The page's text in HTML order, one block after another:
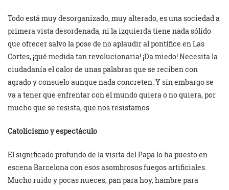
Todo está muy desorganizado, muy alterado, es una sociedad a
primera vista desordenada, ni la izquierda tiene nada sólido
que ofrecer salvo la pose de no aplaudir al pontífice en Las
Cortes, ¡qué medida tan revolucionaria! ¡Da miedo! Necesita la
ciudadanía el calor de unas palabras que se reciben con
agrado y consuelo aunque nada concreten. Y sin embargo se
va a tener que enfrentar con el mundo quiera o no quiera, por
mucho que se resista, que nos resistamos.
Catolicismo y espectáculo
El significado profundo de la visita del Papa lo ha puesto en
escena Barcelona con esos asombrosos fuegos artificiales.
Mucho ruido y pocas nueces, pan para hoy, hambre para